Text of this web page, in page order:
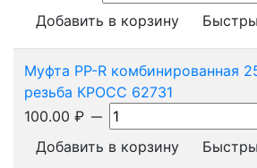
Добавить в корзину
Муфта PP-R комбинированная
резьба КРОСС 62731
100.00 ₽
Добавить в корзину